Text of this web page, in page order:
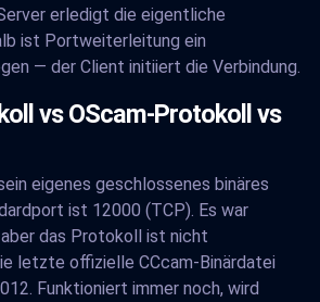
erledigt die eigentliche
ist Portweiterleitung ein
— der Client initiiert die Verbindung.
vs OScam-Protokoll vs
eigenes geschlossenes binäres
ist 12000 (TCP). Es war
das Protokoll ist nicht
letzte offizielle CCcam-Binärdatei
Funktioniert immer noch, wird